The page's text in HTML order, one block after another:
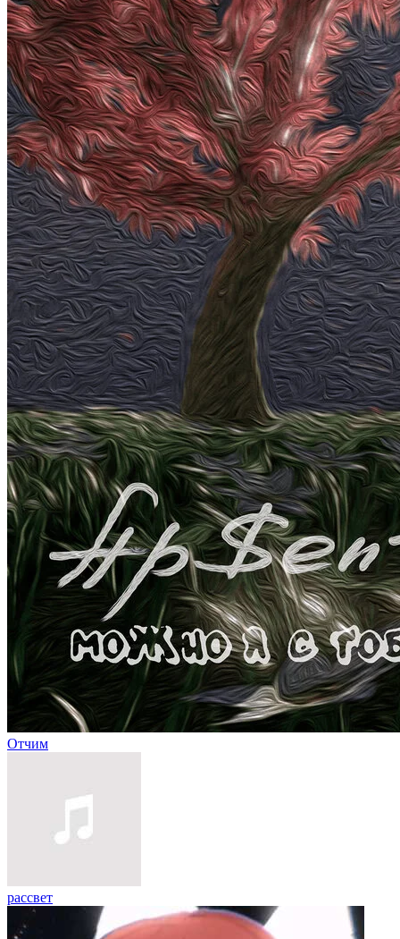
Отчим
рассвет